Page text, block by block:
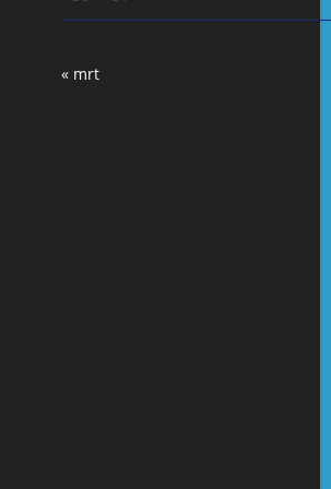
« mrt